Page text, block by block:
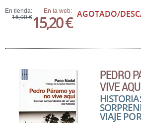
En tienda:
16,00 €
En la web:
15,20 € AGOTADO/
PEDRO
VIVE
VIAJE